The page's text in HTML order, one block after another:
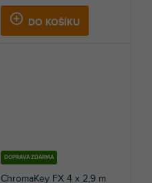
DO KOŠÍKU
DOPRAVA ZDARMA
ChromaKey FX 4 x 2,9 m